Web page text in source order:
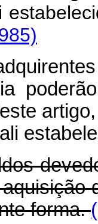
forma.